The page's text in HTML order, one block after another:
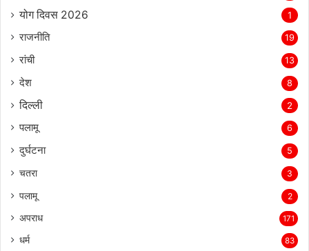
योग दिवस 2026 1
राजनीति 19
रांची 13
देश 8
दिल्‍ली 2
पलामू 6
दुर्घटना 5
चतरा 3
पलामू 2
अपराध 171
धर्म 83